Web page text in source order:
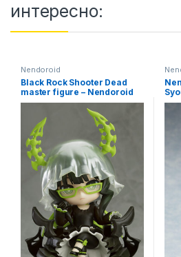
интересно:
Nendoroid
Black Rock Shooter Dead
master figure – Nendoroid
292